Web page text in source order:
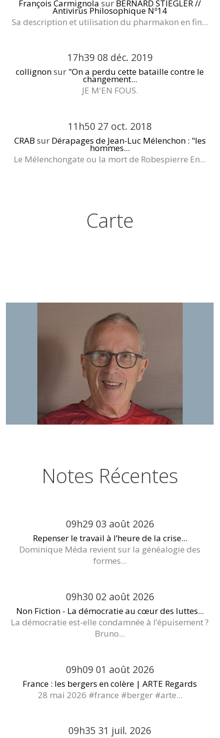
François Carmignola sur BERNARD STIEGLER //
Antivirus Philosophique Nº14
Sa description et utilisation du pharmakon en fin...
17h39 08 déc. 2019
collignonsur "On a perdu cette bataille contre le
changement...
JE M'EN FOUS.
11h50 27 oct. 2018
CRAB sur Dérapages de Jean-Luc Mélenchon : "les
hommes...
Le Mélenchongate ou la mort de Robespierre En...
Carte
Notes Récentes
09h29 03 août 2026
Repenser le travail à l’heure de la crise...
Dominique Méda revient sur la généalogie des
formes...
09h30 02 août 2026
Non Fiction - La démocratie au cœur des luttes...
La démocratie est-elle condamnée à l’épuisement ?
Bruno...
09h09 01 août 2026
France : les bergers en colère | ARTE Regards
28 mai 2026 #france #berger #arte...
09h35 31 juil. 2026